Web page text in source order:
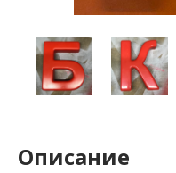
Описание